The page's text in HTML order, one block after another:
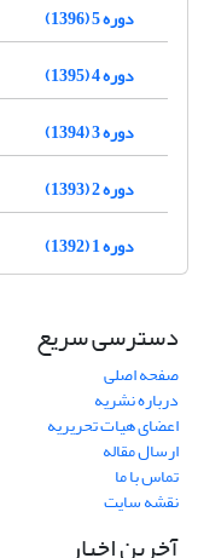
دوره 5 (1396)
دوره 4 (1395)
دوره 3 (1394)
دوره 2 (1393)
دوره 1 (1392)
دسترسی سریع
صفحه اصلی
درباره نشریه
اعضای هیات تحریریه
ارسال مقاله
تماس با ما
نقشه سایت
آخرین اخبار